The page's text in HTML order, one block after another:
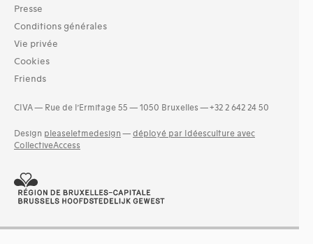
Presse
Conditions générales
Vie privée
Cookies
Friends
CIVA — Rue de l’Ermitage 55 — 1050 Bruxelles — +32 2 642 24 50
Design pleaseletmedesign — déployé par Idéesculture avec
CollectiveAccess